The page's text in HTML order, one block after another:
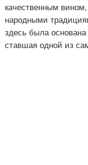
качественным
народными
здесь была
ставшая одной из